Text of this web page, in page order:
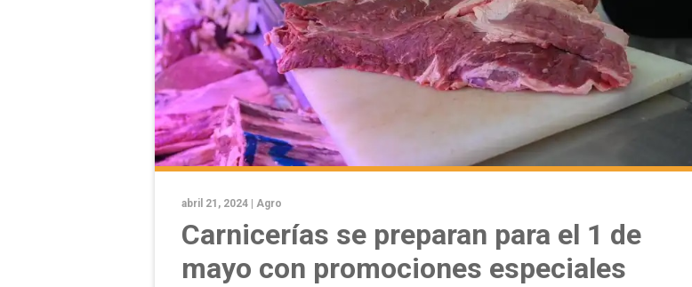
abril 21, 2024 | Agro
Carnicerías se preparan para el 1 de
mayo con promociones especiales